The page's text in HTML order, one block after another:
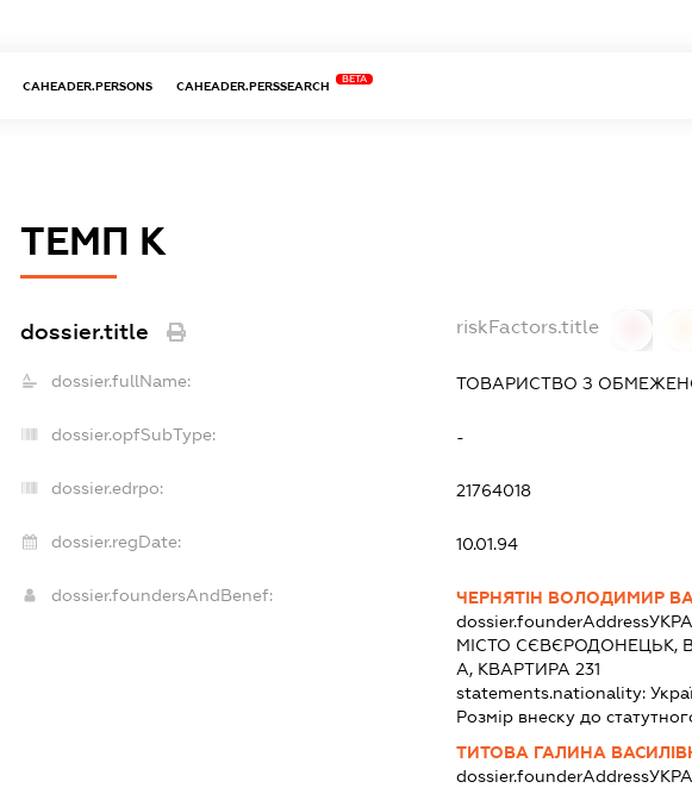
CAHEADER.PERSONS CAHEADER.PERSSEARCH
BETA
ТЕМП К
dossier.title riskFactors.title
dossier.fullName: ТОВАРИСТВО З
dossier.opfSubType: -
dossier.edrpo: 21764018
dossier.regDate: 10.01.94
dossier.foundersAndBenef:
ЧЕРНЯТІН ВОЛОДИМИР
dossier.founderAddress
МІСТО СЄВЄРОДОНЕЦЬК,
А, КВАРТИРА 231
statements.nationality:
Розмір внеску до
ТИТОВА ГАЛИНА
dossier.founderAddress